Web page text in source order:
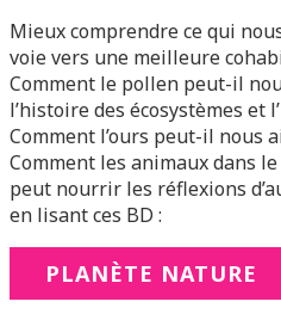
Mieux comprendre ce qui
voie vers une meilleure
Comment le pollen peut-il
l’histoire des écosystèmes et
Comment l’ours peut-il nous
Comment les animaux dans
peut nourrir les réflexions
en lisant ces BD :
PLANÈTE NATURE